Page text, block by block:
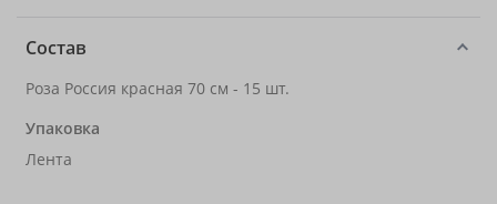
Состав
Роза Россия красная 70 см - 15 шт.
Упаковка
Лента